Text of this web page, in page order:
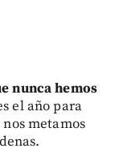
nunca hemos
el año para
metamos